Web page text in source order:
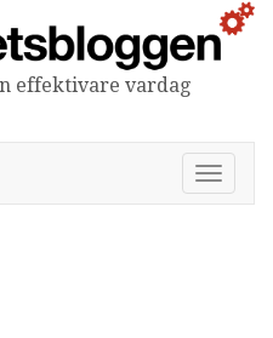
effektivare vardag
V
i